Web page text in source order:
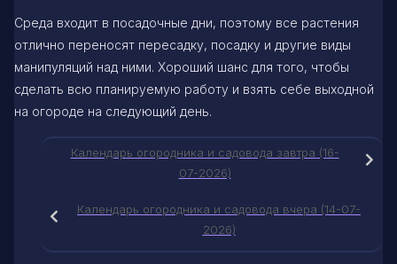
Среда входит в посадочные дни, поэтому все растения
отлично переносят пересадку, посадку и другие виды
манипуляций над ними. Хороший шанс для того, чтобы
сделать всю планируемую работу и взять себе выходной
на огороде на следующий день.
Календарь огородника и садовода завтра (16-
07-2026)
Календарь огородника и садовода вчера (14-07-
2026)